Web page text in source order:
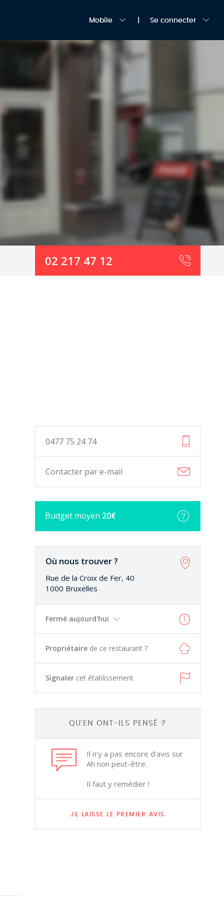
Mobile Se connecter
02 217 47 12
0477 75 24 74
Contacter par e-mail
Budget moyen 20€
Où nous trouver ?
Rue de la Croix de Fer, 40
1000 Bruxelles
Fermé aujourd'hui
Propriétaire de ce restaurant ?
Signaler cet établissement
QU'EN ONT-ILS PENSÉ ?
Il n'y a pas encore d'avis sur
Ah non peut-être.
Il faut y remédier !
JE LAISSE LE PREMIER AVIS